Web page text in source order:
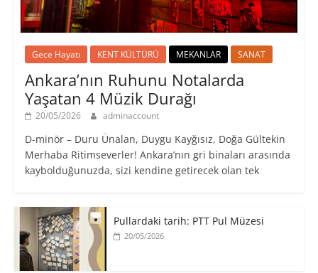
Gece Hayatı KENT KÜLTÜRÜ MEKANLAR SANAT
Ankara’nın Ruhunu Notalarda
Yaşatan 4 Müzik Durağı
20/05/2026 adminaccount
D-minör – Duru Ünalan, Duygu Kayğısız, Doğa Gültekin
Merhaba Ritimseverler! Ankara’nın gri binaları arasında
kaybolduğunuzda, sizi kendine getirecek olan tek
Pullardaki tarih: PTT Pul Müzesi
20/05/2026